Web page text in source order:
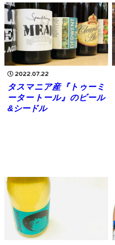
2022.07.22
タスマニア産『トゥーミ
ータートール』のビール
&シードル